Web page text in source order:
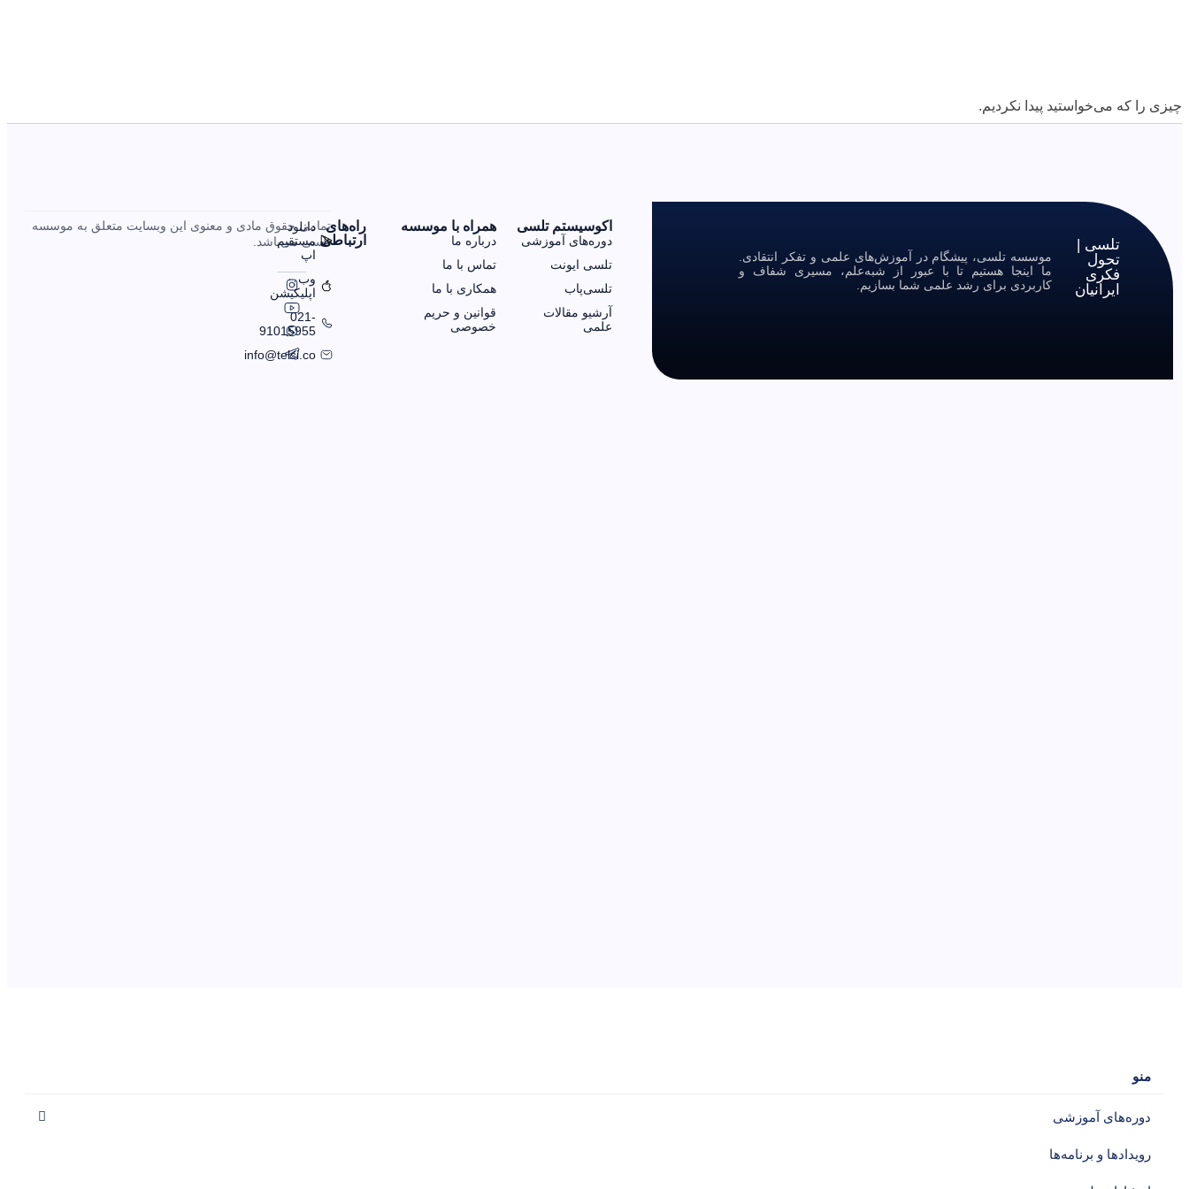
چیزی را که می‌خواستید پیدا نکردیم.
تلسی |
تحول
فکری
ایرانیان
موسسه تلسی، پیشگام در آموزش‌های علمی و تفکر انتقادی.
ما اینجا هستیم تا با عبور از شبه‌علم، مسیری شفاف و
کاربردی برای رشد علمی شما بسازیم.
اکوسیستم تلسی
دوره‌های آموزشی
تلسی ایونت
تلسی‌پاب
آرشیو مقالات
علمی
همراه با موسسه
درباره ما
تماس با ما
همکاری با ما
قوانین و حریم
خصوصی
را‌ه‌های
ارتباطی
دانلود
مستقیم
اپ
وب
اپلیکیشن
021-
91015955
info@telsi.co
تمامی حقوق مادی و معنوی این وبسایت متعلق به موسسه
تلسی می‌باشد.
منو
دوره‌های آموزشی‌
رویدادها و برنامه‌ها